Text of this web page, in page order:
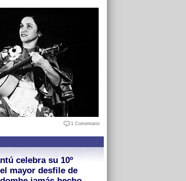
1 Comentario
celebra su 10º
mayor desfile de